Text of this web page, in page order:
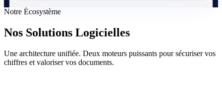
Notre Écosystème
Nos Solutions Logicielles
Une architecture unifiée. Deux moteurs puissants pour sécuriser vos
chiffres et valoriser vos documents.